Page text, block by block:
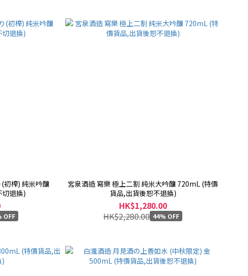
初榨) 純米吟釀
退換)
OFF
宮泉酒造 寫樂 極上二割 純米大吟釀 720mL (特價
貨品,出貨後恕不退換)
HK$1,280.00
HK$2,280.00 44% OFF